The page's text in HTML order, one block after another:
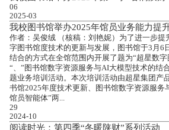
06
2025-03
我校图书馆举办2025年馆员业务能力提
作者：吴俊绒 （核稿：刘艳妮）为了进一步提
字图书馆度技术的更新与发展，图书馆于3月6
结合的方式在全馆范围内开展了题为“超星数
“、”图书馆数字资源服务与AI大模型技术的结
题业务培训活动。本次培训活动由超星集团产
书馆2025年度技术更新、图书馆数字资源服务
馆员智能体”两...
29
2024-10
阅读时光：第四季“冬暖陕财”系列活动